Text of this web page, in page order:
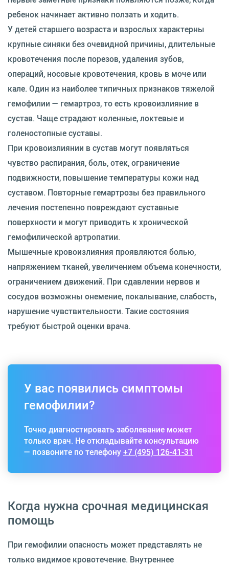
ребенок начинает активно ползать и ходить.
У детей старшего возраста и взрослых характерны
крупные синяки без очевидной причины, длительные
кровотечения после порезов, удаления зубов,
операций, носовые кровотечения, кровь в моче или
кале. Один из наиболее типичных признаков тяжелой
гемофилии — гемартроз, то есть кровоизлияние в
сустав. Чаще страдают коленные, локтевые и
голеностопные суставы.
При кровоизлиянии в сустав могут появляться
чувство распирания, боль, отек, ограничение
подвижности, повышение температуры кожи над
суставом. Повторные гемартрозы без правильного
лечения постепенно повреждают суставные
поверхности и могут приводить к хронической
гемофилической артропатии.
Мышечные кровоизлияния проявляются болью,
напряжением тканей, увеличением объема конечности,
ограничением движений. При сдавлении нервов и
сосудов возможны онемение, покалывание, слабость,
нарушение чувствительности. Такие состояния
требуют быстрой оценки врача.
У вас появились симптомы
гемофилии?
Точно диагностировать заболевание может
только врач. Не откладывайте консультацию
— позвоните по телефону+7 (495) 126-41-31
Когда нужна срочная медицинская
помощь
При гемофилии опасность может представлять не
только видимое кровотечение. Внутреннее